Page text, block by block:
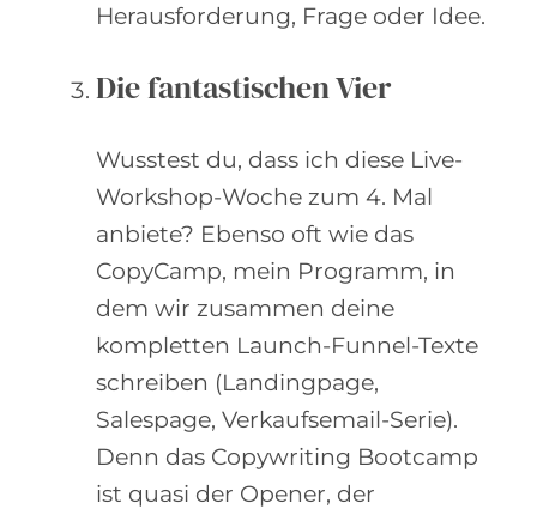
Herausforderung, Frage oder Idee.
Die fantastischen Vier
Wusstest du, dass ich diese Live-
Workshop-Woche zum 4. Mal
anbiete? Ebenso oft wie das
CopyCamp, mein Programm, in
dem wir zusammen deine
kompletten Launch-Funnel-Texte
schreiben (Landingpage,
Salespage, Verkaufsemail-Serie).
Denn das Copywriting Bootcamp
ist quasi der Opener, der